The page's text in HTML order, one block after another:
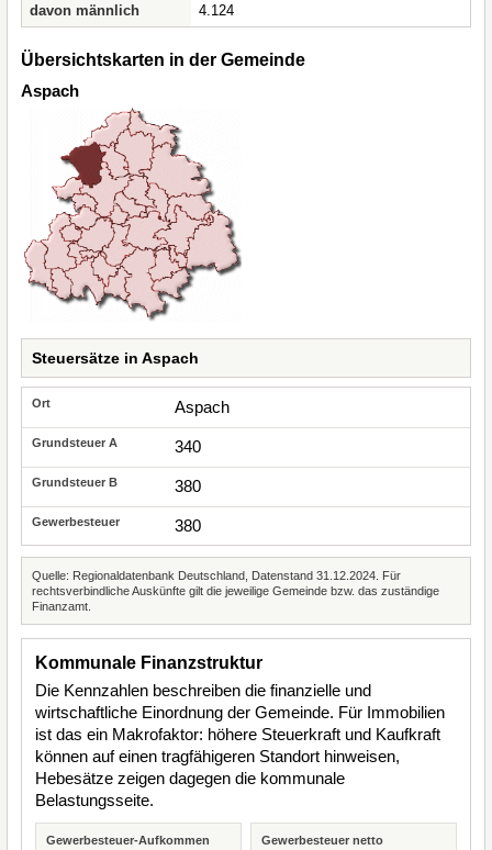
davon männlich
4.124
Übersichtskarten in der Gemeinde
Aspach
Steuersätze in Aspach
Aspach
340
380
380
Quelle: Regionaldatenbank Deutschland, Datenstand 31.12.2024. Für
rechtsverbindliche Auskünfte gilt die jeweilige Gemeinde bzw. das zuständige
Finanzamt.
Kommunale Finanzstruktur
Die Kennzahlen beschreiben die finanzielle und
wirtschaftliche Einordnung der Gemeinde. Für Immobilien
ist das ein Makrofaktor: höhere Steuerkraft und Kaufkraft
können auf einen tragfähigeren Standort hinweisen,
Hebesätze zeigen dagegen die kommunale
Belastungsseite.
Gewerbesteuer-Aufkommen Gewerbesteuer netto